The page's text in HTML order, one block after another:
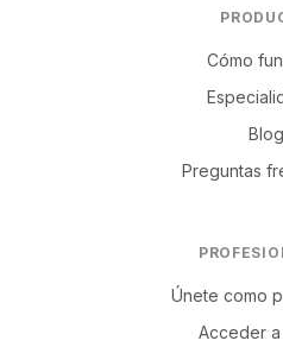
Cómo
Blog
Preguntas
Únete como
Acceder